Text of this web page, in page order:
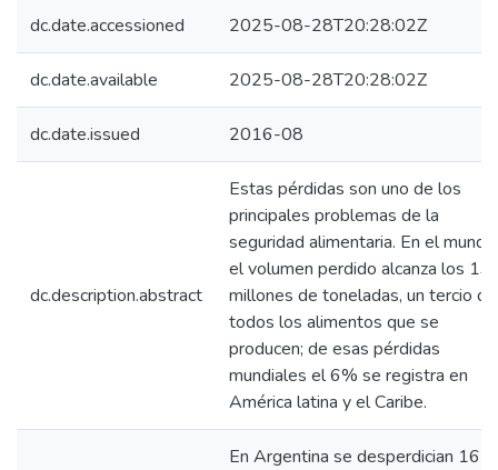
dc.date.accessioned 2025-08-28T20:28:02Z
dc.date.available 2025-08-28T20:28:02Z
dc.date.issued 2016-08
dc.description.abstract
Estas pérdidas son uno de los
principales problemas de la
seguridad alimentaria. En el mundo,
el volumen perdido alcanza los
millones de toneladas, un tercio de
todos los alimentos que se
producen; de esas pérdidas
mundiales el 6% se registra en
América latina y el Caribe.
En Argentina se desperdician 16